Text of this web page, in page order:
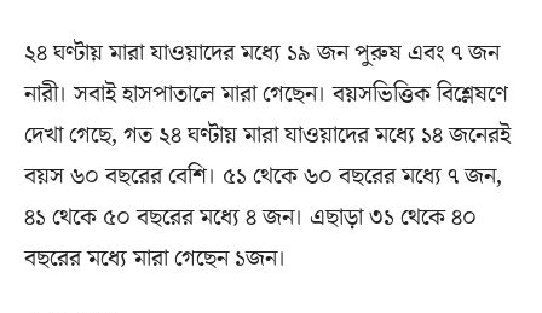
২৪ ঘণ্টায় মারা যাওয়াদের মধ্যে ১৯ জন পুরুষ এবং ৭ জন
নারী। সবাই হাসপাতালে মারা গেছেন। বয়সভিত্তিক বিশ্লেষণে
দেখা গেছে, গত ২৪ ঘণ্টায় মারা যাওয়াদের মধ্যে ১৪ জনেরই
বয়স ৬০ বছরের বেশি। ৫১ থেকে ৬০ বছরের মধ্যে ৭ জন,
৪১ থেকে ৫০ বছরের মধ্যে ৪ জন। এছাড়া ৩১ থেকে ৪০
বছরের মধ্যে মারা গেছেন ১জন।